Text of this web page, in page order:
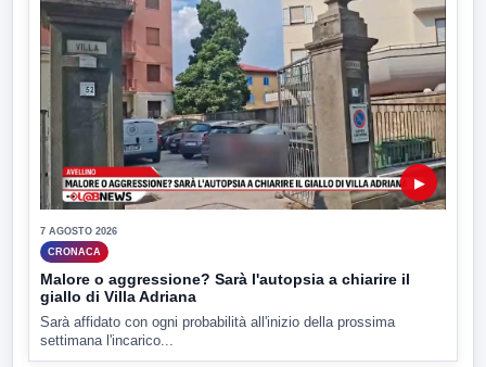
▶
7 AGOSTO 2026
CRONACA
Malore o aggressione? Sarà l'autopsia a chiarire il
giallo di Villa Adriana
Sarà affidato con ogni probabilità all'inizio della prossima
settimana l'incarico...